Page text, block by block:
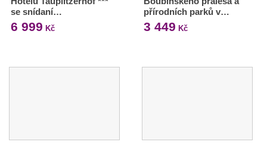
se snídaní…
6 999 Kč
přírodních parků v…
3 449 Kč